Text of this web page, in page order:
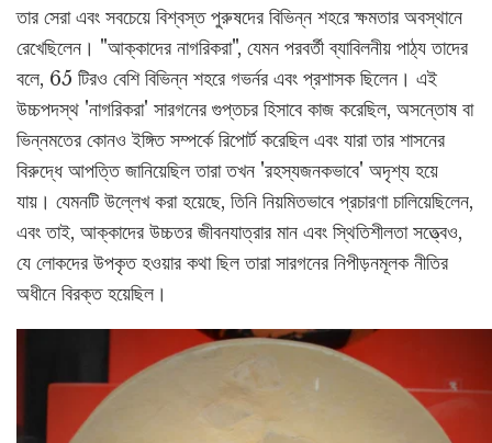
তার সেরা এবং সবচেয়ে বিশ্বস্ত পুরুষদের বিভিন্ন শহরে ক্ষমতার অবস্থানে
রেখেছিলেন। "আক্কাদের নাগরিকরা", যেমন পরবর্তী ব্যাবিলনীয় পাঠ্য তাদের
বলে, 65 টিরও বেশি বিভিন্ন শহরে গভর্নর এবং প্রশাসক ছিলেন। এই
উচ্চপদস্থ 'নাগরিকরা' সারগনের গুপ্তচর হিসাবে কাজ করেছিল, অসন্তোষ বা
ভিন্নমতের কোনও ইঙ্গিত সম্পর্কে রিপোর্ট করেছিল এবং যারা তার শাসনের
বিরুদ্ধে আপত্তি জানিয়েছিল তারা তখন 'রহস্যজনকভাবে' অদৃশ্য হয়ে
যায়। যেমনটি উল্লেখ করা হয়েছে, তিনি নিয়মিতভাবে প্রচারণা চালিয়েছিলেন,
এবং তাই, আক্কাদের উচ্চতর জীবনযাত্রার মান এবং স্থিতিশীলতা সত্ত্বেও,
যে লোকদের উপকৃত হওয়ার কথা ছিল তারা সারগনের নিপীড়নমূলক নীতির
অধীনে বিরক্ত হয়েছিল।